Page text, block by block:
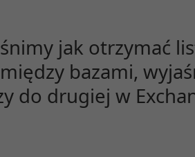
jak otrzymać
bazami,
do drugiej w